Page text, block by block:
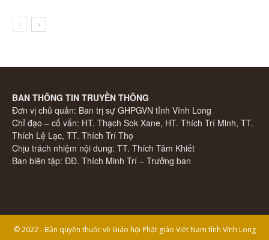
BAN THÔNG TIN TRUYỀN THÔNG
Đơn vị chủ quản: Ban trị sự GHPGVN tỉnh Vĩnh Long
Chỉ đạo – cố vấn: HT. Thạch Sok Xane, HT. Thích Trí Minh, TT.
Thích Lệ Lạc, TT. Thích Trí Thọ
Chịu trách nhiệm nội dung: TT. Thích Tâm Khiết
Ban biên tập: ĐĐ. Thích Minh Trí – Trưởng ban
© 2022 - Bản quyền thuộc về Giáo hội Phật giáo Việt Nam tỉnh Vĩnh Long